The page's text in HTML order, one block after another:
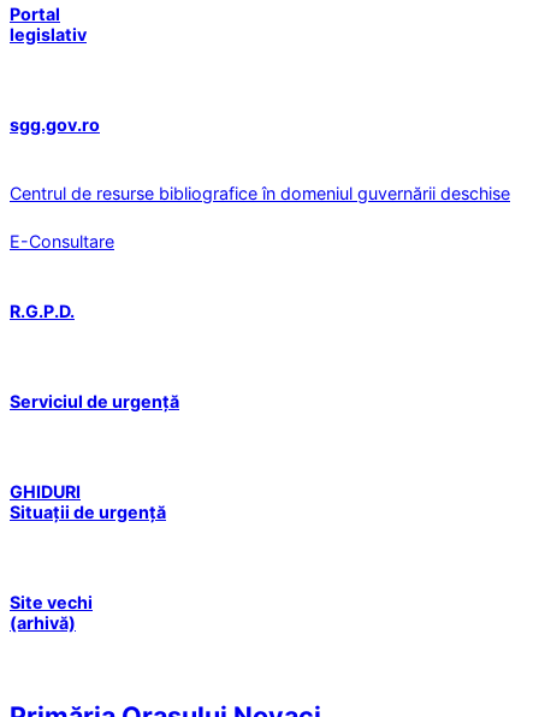
Portal
legislativ
sgg.gov.ro
Centrul de resurse bibliografice în domeniul guvernării deschise
E-Consultare
R.G.P.D.
Serviciul de urgență
GHIDURI
Situații de urgență
Site vechi
(arhivă)